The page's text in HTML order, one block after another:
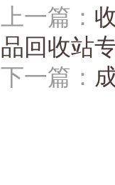
上一篇：
品回收站
下一篇：